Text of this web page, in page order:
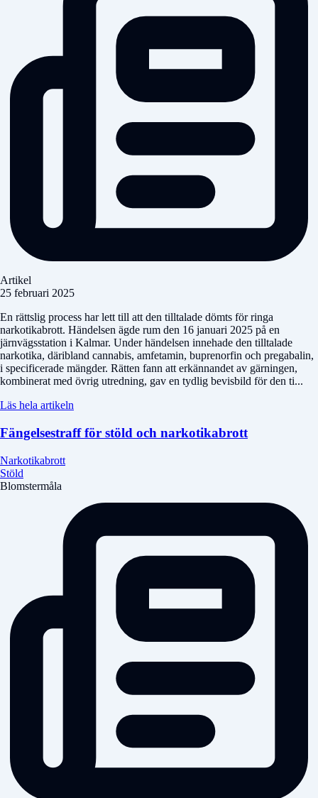
Artikel
25 februari 2025
En rättslig process har lett till att den tilltalade dömts för ringa
narkotikabrott. Händelsen ägde rum den 16 januari 2025 på en
järnvägsstation i Kalmar. Under händelsen innehade den tilltalade
narkotika, däribland cannabis, amfetamin, buprenorfin och pregabalin,
i specificerade mängder. Rätten fann att erkännandet av gärningen,
kombinerat med övrig utredning, gav en tydlig bevisbild för den ti...
Läs hela artikeln
Fängelsestraff för stöld och narkotikabrott
Narkotikabrott
Stöld
Blomstermåla